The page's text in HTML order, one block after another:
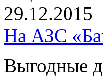
29.12.2015
На АЗС
Выгодные